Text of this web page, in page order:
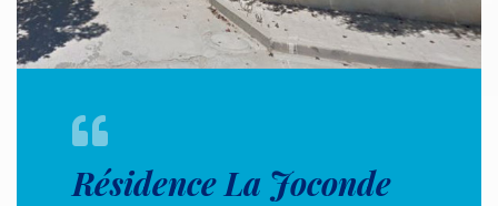
Résidence La Joconde